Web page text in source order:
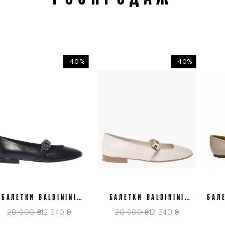
-40%
3738,5 3939,540
BALDININI
900 ₴12 540 ₴
-40%
3738
БАЛЕТКИ BALDININI
20 900 ₴12 540 ₴ 7